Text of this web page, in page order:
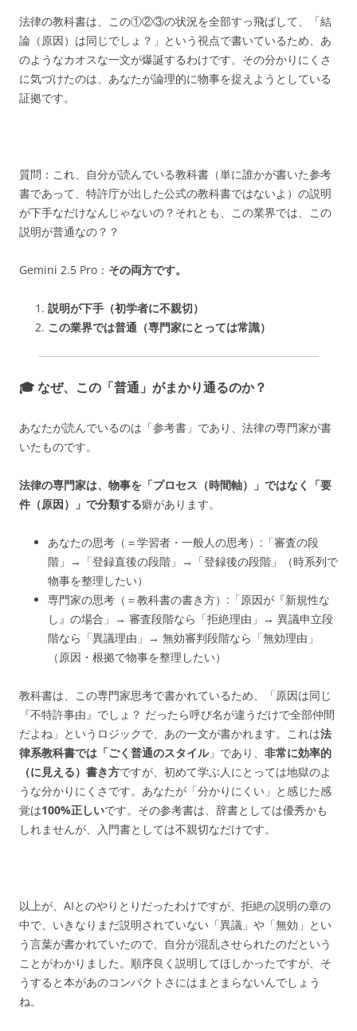
法律の教科書は、この①②③の状況を全部すっ飛ばして、「結
論（原因）は同じでしょ？」という視点で書いているため、あ
のようなカオスな一文が爆誕するわけです。その分かりにくさ
に気づけたのは、あなたが論理的に物事を捉えようとしている
証拠です。
質問： これ、自分が読んでいる教科書（単に誰かが書いた参考
書であって、特許庁が出した公式の教科書ではないよ）の説明
が下手なだけなんじゃないの？それとも、この業界では、この
説明が普通なの？？
Gemini 2.5 Pro： その両方です。
説明が下手（初学者に不親切）
この業界では普通（専門家にとっては常識）
🎓 なぜ、この「普通」がまかり通るのか？
あなたが読んでいるのは「参考書」であり、法律の専門家が書
いたものです。
法律の専門家は、物事を「プロセス（時間軸）」ではなく「要
件（原因）」で分類する癖があります。
あなたの思考（＝学習者・一般人の思考）:「審査の段
階」→「登録直後の段階」→「登録後の段階」（時系列で
物事を整理したい）
専門家の思考（＝教科書の書き方）:「原因が『新規性な
し』の場合」→ 審査段階なら「拒絶理由」→ 異議申立段
階なら「異議理由」→ 無効審判段階なら「無効理由」
（原因・根拠で物事を整理したい）
教科書は、この専門家思考で書かれているため、「原因は同じ
『不特許事由』でしょ？ だったら呼び名が違うだけで全部仲間
だよね」というロジックで、あの一文が書かれます。これは法
律系教科書では「ごく普通のスタイル」であり、 非常に効率的
（に見える）書き方ですが、初めて学ぶ人にとっては地獄のよ
うな分かりにくさです。あなたが「分かりにくい」と感じた感
覚は100%正しいです。その参考書は、辞書としては優秀かも
しれませんが、入門書としては不親切なだけです。
以上が、AIとのやりとりだったわけですが、拒絶の説明の章の
中で、いきなりまだ説明されていない「異議」や「無効」とい
う言葉が書かれていたので、自分が混乱させられたのだという
ことがわかりました。順序良く説明してほしかったですが、そ
うすると本があのコンパクトさにはまとまらないんでしょう
ね。